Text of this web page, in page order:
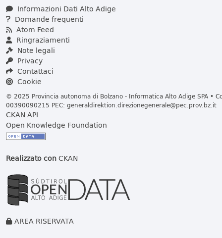
Informazioni Dati Alto Adige
Domande frequenti
Atom Feed
Ringraziamenti
Note legali
Privacy
Contattaci
Cookie
© 2025 Provincia autonoma di Bolzano - Informatica Alto Adige SPA •
00390090215 PEC: generaldirektion.direzionegenerale@pec.prov.bz.it
CKAN API
Open Knowledge Foundation
Realizzato conCKAN
AREA RISERVATA